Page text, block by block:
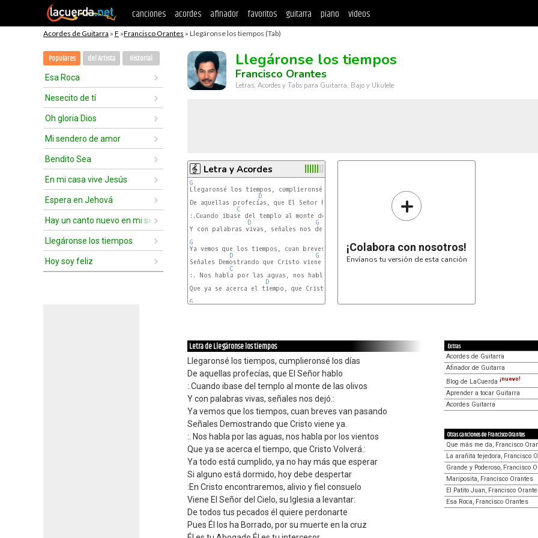
canciones acordes afinador favoritos guitarra piano videos
Acordes de Guitarra » F »Francisco Orantes » Llegáronse los tiempos (Tab)
Populares del Artista Historial
Esa Roca
Nesecito de tí
Oh gloria Dios
Mi sendero de amor
Bendito Sea
En mi casa vive Jesús
Espera en Jehová
Hay un canto nuevo en mi ser
Llegáronse los tiempos
Hoy soy feliz
Llegáronse los tiempos
Francisco Orantes
Letras, Acordes y Tabs para Guitarra, Bajo y Ukulele
Letra y Acordes
G
D
De aquellas profecías, que El Señor hablo
C
:.Cuando ibase del templo al monte de las olivos
D
G
Y con palabras vivas, señales nos dejó.:
G
D
G
Señales Demostrando que Cristo viene ya.
C
:. Nos habla por las aguas, nos habla por los vientos
D
Que ya se acerca el tiempo, que Cristo Volverá.:
G
+
¡Colabora con nosotros!
Envíanos tu versión de esta canción
Letra de Llegáronse los tiempos
Llegaronsé los tiempos, cumplieronsé los días
De aquellas profecías, que El Señor hablo
:.Cuando ibase del templo al monte de las olivos
Y con palabras vivas, señales nos dejó.:
Ya vemos que los tiempos, cuan breves van pasando
Señales Demostrando que Cristo viene ya.
:. Nos habla por las aguas, nos habla por los vientos
Que ya se acerca el tiempo, que Cristo Volverá.:
Ya todo está cumplido, ya no hay más que esperar
Si alguno está dormido, hoy debe despertar
:En Cristo encontraremos, alivio y fiel consuelo
Viene El Señor del Cielo, su Iglesia a levantar:
De todos tus pecados él quiere perdonarte
Pues Él los ha Borrado, por su muerte en la cruz
Extras
Acordes de Guitarra
Afinador de Guitarra
Blog de LaCuerda ¡nuevo!
Aprender a tocar Guitarra
Acordes Guitarra
Otras canciones de Francisco Orantes
Que más me da, Francisco
La arañita tejedora, Francisco
Grande y Poderoso, Francisco
Mariposita, Francisco Orantes
El Patito Juan, Francisco
Esa Roca, Francisco Orantes